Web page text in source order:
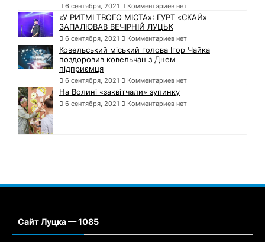
6 сентября, 2021 Комментариев нет
«У РИТМІ ТВОГО МІСТА»: ГУРТ «СКАЙ»
ЗАПАЛЮВАВ ВЕЧІРНІЙ ЛУЦЬК
6 сентября, 2021 Комментариев нет
Ковельський міський голова Ігор Чайка
поздоровив ковельчан з Днем
підприємця
6 сентября, 2021 Комментариев нет
На Волині «заквітчали» зупинку
6 сентября, 2021 Комментариев нет
Сайт Луцка — 1085